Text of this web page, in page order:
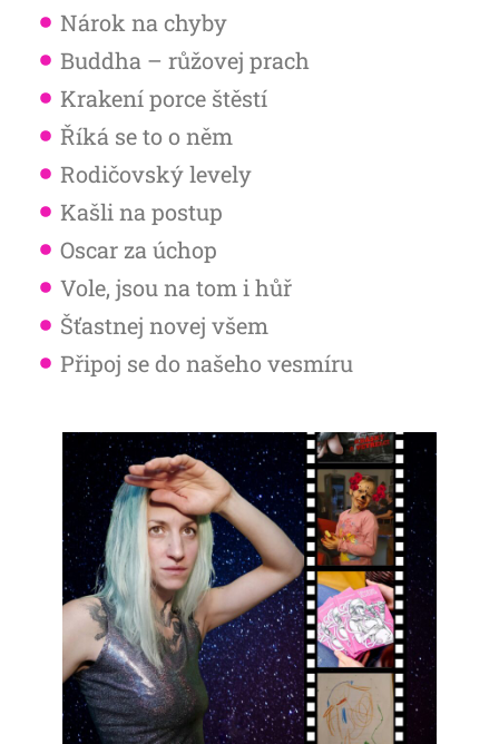
Nárok na chyby
Buddha – růžovej prach
Krakení porce štěstí
Říká se to o něm
Rodičovský levely
Kašli na postup
Oscar za úchop
Vole, jsou na tom i hůř
Šťastnej novej všem
Připoj se do našeho vesmíru